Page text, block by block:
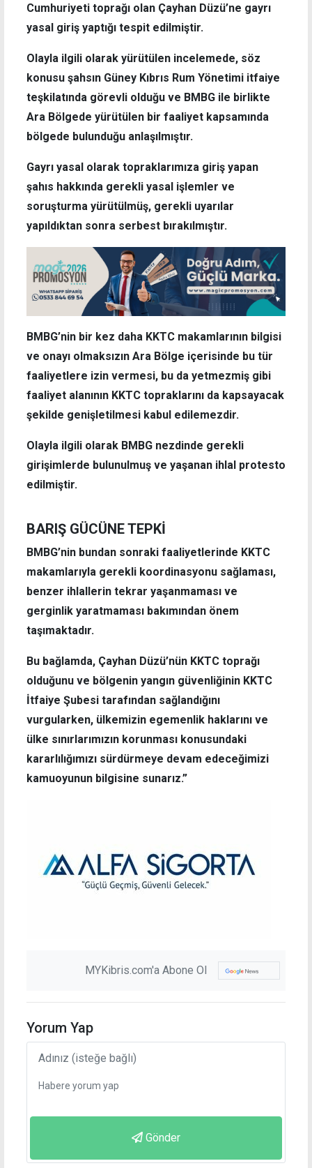
Cumhuriyeti toprağı olan Çayhan Düzü’ne gayrı
yasal giriş yaptığı tespit edilmiştir.
Olayla ilgili olarak yürütülen incelemede, söz
konusu şahsın Güney Kıbrıs Rum Yönetimi itfaiye
teşkilatında görevli olduğu ve BMBG ile birlikte
Ara Bölgede yürütülen bir faaliyet kapsamında
bölgede bulunduğu anlaşılmıştır.
Gayrı yasal olarak topraklarımıza giriş yapan
şahıs hakkında gerekli yasal işlemler ve
soruşturma yürütülmüş, gerekli uyarılar
yapıldıktan sonra serbest bırakılmıştır.
BMBG’nin bir kez daha KKTC makamlarının bilgisi
ve onayı olmaksızın Ara Bölge içerisinde bu tür
faaliyetlere izin vermesi, bu da yetmezmiş gibi
faaliyet alanının KKTC topraklarını da kapsayacak
şekilde genişletilmesi kabul edilemezdir.
Olayla ilgili olarak BMBG nezdinde gerekli
girişimlerde bulunulmuş ve yaşanan ihlal protesto
edilmiştir.
BARIŞ GÜCÜNE TEPKİ
BMBG’nin bundan sonraki faaliyetlerinde KKTC
makamlarıyla gerekli koordinasyonu sağlaması,
benzer ihlallerin tekrar yaşanmaması ve
gerginlik yaratmaması bakımından önem
taşımaktadır.
Bu bağlamda, Çayhan Düzü’nün KKTC toprağı
olduğunu ve bölgenin yangın güvenliğinin KKTC
İtfaiye Şubesi tarafından sağlandığını
vurgularken, ülkemizin egemenlik haklarını ve
ülke sınırlarımızın korunması konusundaki
kararlılığımızı sürdürmeye devam edeceğimizi
kamuoyunun bilgisine sunarız.”
MYKibris.com'a Abone Ol
Yorum Yap
Gönder